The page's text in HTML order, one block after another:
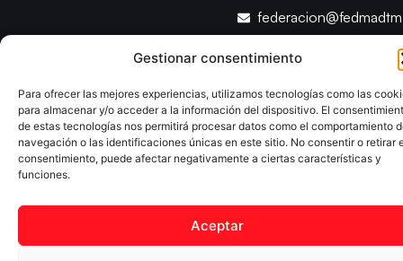
Gestionar consentimiento
Para ofrecer las mejores experiencias, utilizamos tecnologías como las
para almacenar y/o acceder a la información del dispositivo. El
de estas tecnologías nos permitirá procesar datos como el comportamiento
navegación o las identificaciones únicas en este sitio. No consentir o retirar
consentimiento, puede afectar negativamente a ciertas características y
funciones.
Aceptar
Desarrollado porTOOOLS
Aviso LegalPolítica de CookiesPolítica de Privacidad
Declaración de Accesibilidad